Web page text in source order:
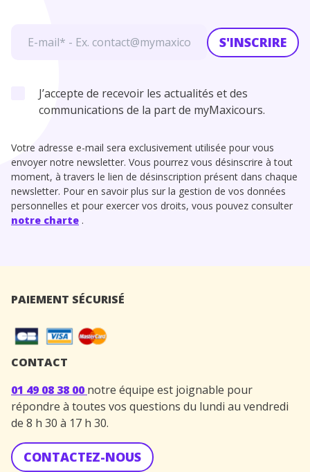
S'INSCRIRE
J’accepte de recevoir les actualités et des
communications de la part de myMaxicours.
Votre adresse e-mail sera exclusivement utilisée pour vous
envoyer notre newsletter. Vous pourrez vous désinscrire à tout
moment, à travers le lien de désinscription présent dans chaque
newsletter. Pour en savoir plus sur la gestion de vos données
personnelles et pour exercer vos droits, vous pouvez consulter
notre charte .
PAIEMENT SÉCURISÉ
CONTACT
01 49 08 38 00 notre équipe est joignable pour
répondre à toutes vos questions du lundi au vendredi
de 8 h 30 à 17 h 30.
CONTACTEZ-NOUS